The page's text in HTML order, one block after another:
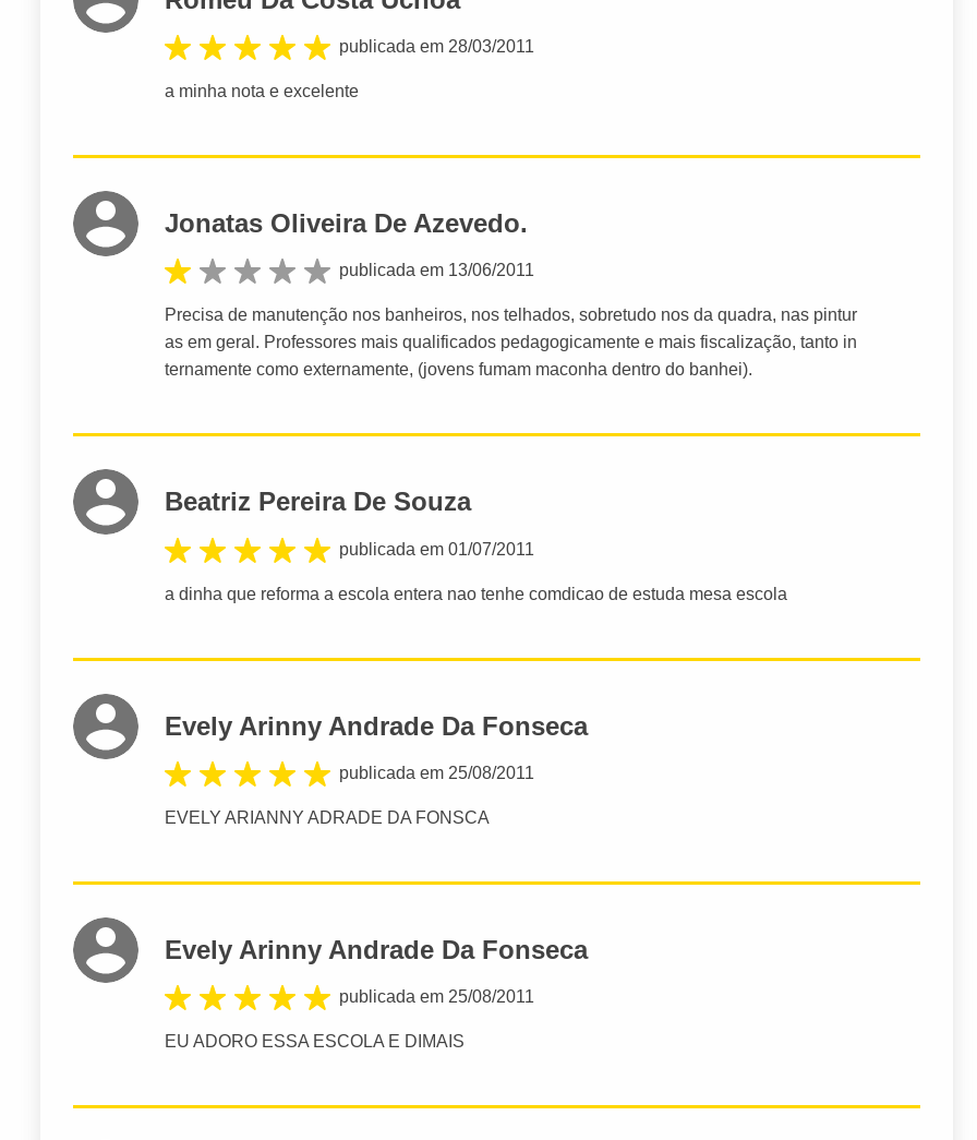
publicada em 28/03/2011
a minha nota e excelente
Jonatas Oliveira De Azevedo.
publicada em 13/06/2011
Precisa de manutenção nos banheiros, nos telhados, sobretudo nos da quadra, nas pintur
as em geral. Professores mais qualificados pedagogicamente e mais fiscalização, tanto in
ternamente como externamente, (jovens fumam maconha dentro do banhei).
Beatriz Pereira De Souza
publicada em 01/07/2011
a dinha que reforma a escola entera nao tenhe comdicao de estuda mesa escola
Evely Arinny Andrade Da Fonseca
publicada em 25/08/2011
EVELY ARIANNY ADRADE DA FONSCA
Evely Arinny Andrade Da Fonseca
publicada em 25/08/2011
EU ADORO ESSA ESCOLA E DIMAIS